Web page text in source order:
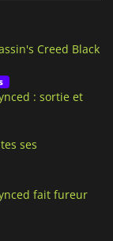
Creed Black
: sortie et
ses
fait fureur